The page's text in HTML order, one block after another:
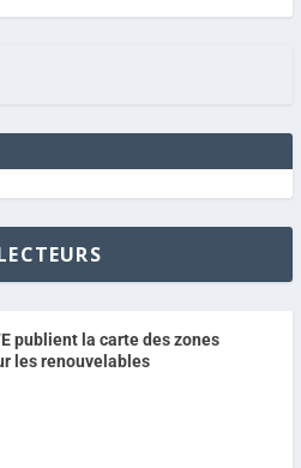
publient la carte des zones
les renouvelables